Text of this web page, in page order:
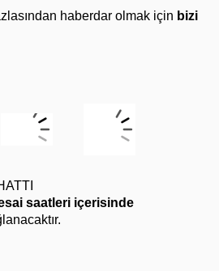
haberdar olmak için bizi
saatleri içerisinde